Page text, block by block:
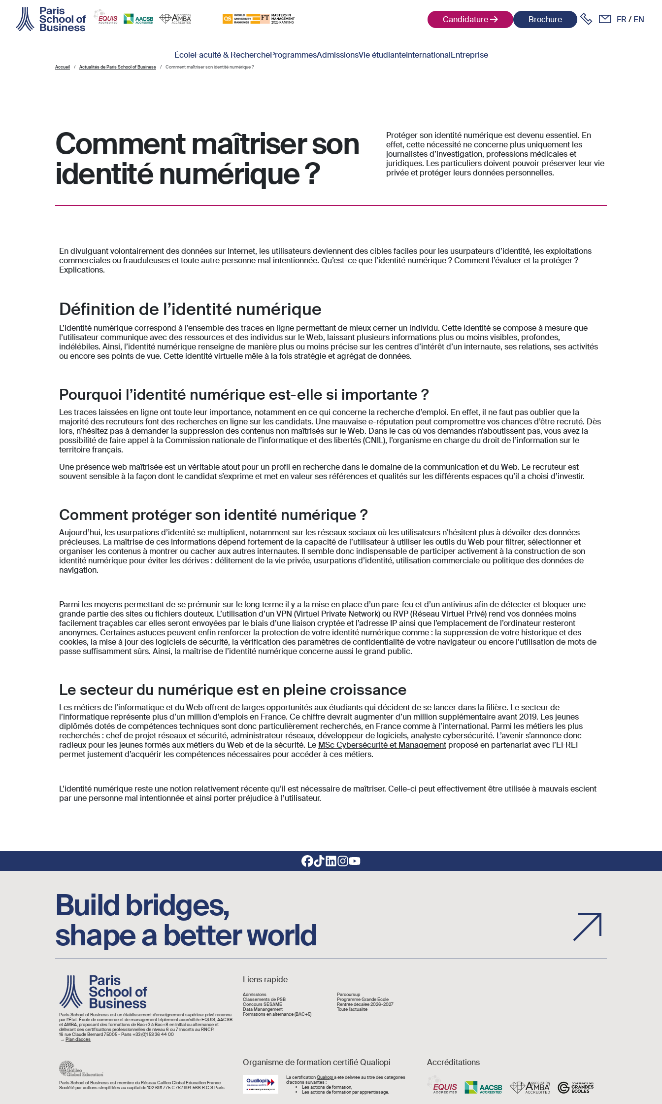
Candidature
Brochure FR EN
ÉcoleFaculté & RechercheProgrammesAdmissionsVie étudianteInternationalEntreprise
Accueil Actualités de Paris School of Business Comment maîtriser son identité numérique ?
Comment maîtriser son
identité numérique ?
Protéger son identité numérique est devenu essentiel. En
effet, cette nécessité ne concerne plus uniquement les
journalistes d’investigation, professions médicales et
juridiques. Les particuliers doivent pouvoir préserver leur vie
privée et protéger leurs données personnelles.
En divulguant volontairement des données sur Internet, les utilisateurs deviennent des cibles faciles pour les usurpateurs d’identité, les exploitations
commerciales ou frauduleuses et toute autre personne mal intentionnée. Qu’est-ce que l’identité numérique ? Comment l’évaluer et la protéger ?
Explications.
Définition de l’identité numérique
L’identité numérique correspond à l’ensemble des traces en ligne permettant de mieux cerner un individu. Cette identité se compose à mesure que
l’utilisateur communique avec des ressources et des individus sur le Web, laissant plusieurs informations plus ou moins visibles, profondes,
indélébiles. Ainsi, l’identité numérique renseigne de manière plus ou moins précise sur les centres d’intérêt d’un internaute, ses relations, ses activités
ou encore ses points de vue. Cette identité virtuelle mêle à la fois stratégie et agrégat de données.
Pourquoi l’identité numérique est-elle si importante ?
Les traces laissées en ligne ont toute leur importance, notamment en ce qui concerne la recherche d’emploi. En effet, il ne faut pas oublier que la
majorité des recruteurs font des recherches en ligne sur les candidats. Une mauvaise e-réputation peut compromettre vos chances d’être recruté. Dès
lors, n’hésitez pas à demander la suppression des contenus non maîtrisés sur le Web. Dans le cas où vos demandes n’aboutissent pas, vous avez la
possibilité de faire appel à la Commission nationale de l’informatique et des libertés (CNIL), l’organisme en charge du droit de l’information sur le
territoire français.
Une présence web maîtrisée est un véritable atout pour un profil en recherche dans le domaine de la communication et du Web. Le recruteur est
souvent sensible à la façon dont le candidat s’exprime et met en valeur ses références et qualités sur les différents espaces qu’il a choisi d’investir.
Comment protéger son identité numérique ?
Aujourd’hui, les usurpations d’identité se multiplient, notamment sur les réseaux sociaux où les utilisateurs n’hésitent plus à dévoiler des données
précieuses. La maîtrise de ces informations dépend fortement de la capacité de l’utilisateur à utiliser les outils du Web pour filtrer, sélectionner et
organiser les contenus à montrer ou cacher aux autres internautes. Il semble donc indispensable de participer activement à la construction de son
identité numérique pour éviter les dérives : délitement de la vie privée, usurpations d’identité, utilisation commerciale ou politique des données de
navigation.
Parmi les moyens permettant de se prémunir sur le long terme il y a la mise en place d’un pare-feu et d’un antivirus afin de détecter et bloquer une
grande partie des sites ou fichiers douteux. L’utilisation d’un VPN (Virtuel Private Network) ou RVP (Réseau Virtuel Privé) rend vos données moins
facilement traçables car elles seront envoyées par le biais d’une liaison cryptée et l’adresse IP ainsi que l’emplacement de l’ordinateur resteront
anonymes. Certaines astuces peuvent enfin renforcer la protection de votre identité numérique comme : la suppression de votre historique et des
cookies, la mise à jour des logiciels de sécurité, la vérification des paramètres de confidentialité de votre navigateur ou encore l’utilisation de mots de
passe suffisamment sûrs. Ainsi, la maîtrise de l’identité numérique concerne aussi le grand public.
Le secteur du numérique est en pleine croissance
Les métiers de l’informatique et du Web offrent de larges opportunités aux étudiants qui décident de se lancer dans la filière. Le secteur de
l’informatique représente plus d’un million d’emplois en France. Ce chiffre devrait augmenter d’un million supplémentaire avant 2019. Les jeunes
diplômés dotés de compétences techniques sont donc particulièrement recherchés, en France comme à l’international. Parmi les métiers les plus
recherchés : chef de projet réseaux et sécurité, administrateur réseaux, développeur de logiciels, analyste cybersécurité. L’avenir s’annonce donc
radieux pour les jeunes formés aux métiers du Web et de la sécurité. Le MSc Cybersécurité et Management proposé en partenariat avec l’EFREI
permet justement d’acquérir les compétences nécessaires pour accéder à ces métiers.
L’identité numérique reste une notion relativement récente qu’il est nécessaire de maîtriser. Celle-ci peut effectivement être utilisée à mauvais escient
par une personne mal intentionnée et ainsi porter préjudice à l’utilisateur.
Build bridges,
shape a better world
Image
Paris School of Business est un établissement d’enseignement supérieur privé reconnu
par l’État. École de commerce et de management triplement accréditée EQUIS, AACSB
et AMBA, proposant des formations de Bac+3 à Bac+8 en initial ou alternance et
délivrant des certifications professionnelles de niveau 6 ou 7 inscrits au RNCP.
16 rue Claude Bernard 75005 - Paris +33 (0)1 53 36 44 00
→ Plan d'accès
Liens rapide
Liens rapide
Admissions
Classements de PSB
Concours SESAME
Data Manangement
Formations en alternance (BAC+5)
Parcoursup
Programme Grande École
Rentrée décalée 2026-2027
Toute l'actualité
Paris School of Business est membre du Réseau Galileo Global Education France
Société par actions simplifiées au capital de 102 691 775 € 752 994 566 R.C.S Paris
Organisme de formation certifié Qualiopi
Image La certificationQualiopia été délivrée au titre des catégories
d’actions suivantes :
Les actions de formation,
Les actions de formation par apprentissage.
Accréditations